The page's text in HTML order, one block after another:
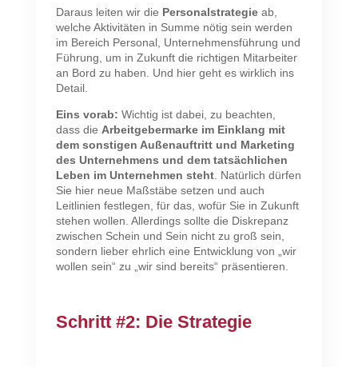
Daraus leiten wir die Personalstrategieab,
welche Aktivitäten in Summe nötig sein werden
im Bereich Personal, Unternehmensführung und
Führung, um in Zukunft die richtigen Mitarbeiter
an Bord zu haben. Und hier geht es wirklich ins
Detail.
Eins vorab: Wichtig ist dabei, zu beachten,
dass die Arbeitgebermarke im Einklang mit
dem sonstigen Außenauftritt und Marketing
des Unternehmens und dem tatsächlichen
Leben im Unternehmen steht. Natürlich dürfen
Sie hier neue Maßstäbe setzen und auch
Leitlinien festlegen, für das, wofür Sie in Zukunft
stehen wollen. Allerdings sollte die Diskrepanz
zwischen Schein und Sein nicht zu groß sein,
sondern lieber ehrlich eine Entwicklung von „wir
wollen sein“ zu „wir sind bereits“ präsentieren.
Schritt #2: Die Strategie